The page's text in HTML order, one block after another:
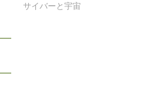
サイバーと宇宙